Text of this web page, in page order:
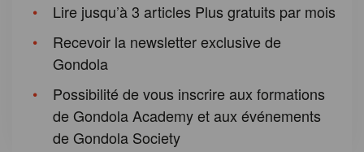
Lire jusqu’à 3 articles Plus gratuits par mois
Recevoir la newsletter exclusive de
Gondola
Possibilité de vous inscrire aux formations
de Gondola Academy et aux événements
de Gondola Society